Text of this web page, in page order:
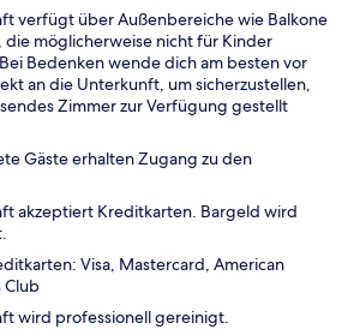
verfügt über Außenbereiche wie Balkone
die möglicherweise nicht für Kinder
Bedenken wende dich am besten vor
an die Unterkunft, um sicherzustellen,
Zimmer zur Verfügung gestellt
Gäste erhalten Zugang zu den
akzeptiert Kreditkarten. Bargeld wird
Visa, Mastercard, American
Club
wird professionell gereinigt.